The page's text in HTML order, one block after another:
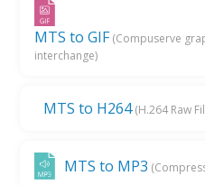
MTS to GIF(Compuserve
interchange)
MTS to H264(H.264 Raw
MTS to MP3